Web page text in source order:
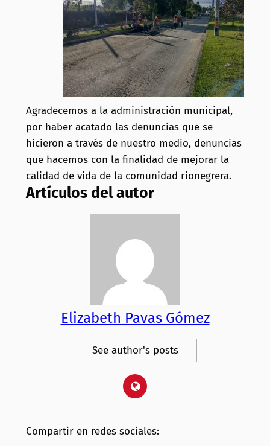
Agradecemos a la administración municipal,
por haber acatado las denuncias que se
hicieron a través de nuestro medio, denuncias
que hacemos con la finalidad de mejorar la
calidad de vida de la comunidad rionegrera.
Artículos del autor
Elizabeth Pavas Gómez
See author's posts
Compartir en redes sociales: